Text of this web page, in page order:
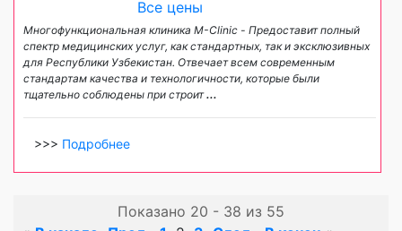
Все цены
Многофункциональная клиника M-Clinic - Предоставит полный
спектр медицинских услуг, как стандартных, так и эксклюзивных
для Республики Узбекистан. Отвечает всем современным
стандартам качества и технологичности, которые были
тщательно соблюдены при строит...
>>> Подробнее
Показано 20 - 38 из 55